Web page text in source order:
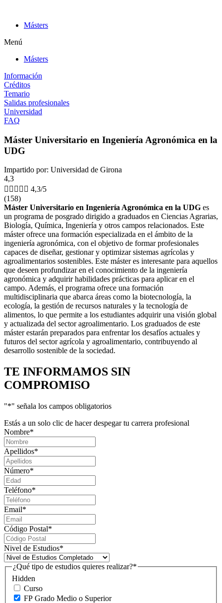
contenidoMásters
Menú
Másters
Información
Créditos
Temario
Salidas profesionales
Universidad
FAQ
Máster Universitario en Ingeniería Agronómica en la
UDG
Impartido por: Universidad de Girona
4,3
     4,3/5
(158)
Máster Universitario en Ingeniería Agronómica en la UDG es
un programa de posgrado dirigido a graduados en Ciencias Agrarias,
Biología, Química, Ingeniería y otros campos relacionados. Este
máster ofrece una formación especializada en el ámbito de la
ingeniería agronómica, con el objetivo de formar profesionales
capaces de diseñar, gestionar y optimizar sistemas agrícolas y
agroalimentarios sostenibles. Este máster es interesante para aquellos
que deseen profundizar en el conocimiento de la ingeniería
agronómica y adquirir habilidades prácticas para aplicar en el
campo. Además, el programa ofrece una formación
multidisciplinaria que abarca áreas como la biotecnología, la
ecología, la gestión de recursos naturales y la tecnología de
alimentos, lo que permite a los estudiantes adquirir una visión global
y actualizada del sector agroalimentario. Los graduados de este
máster estarán preparados para enfrentar los desafíos actuales y
futuros del sector agrícola y agroalimentario, contribuyendo al
desarrollo sostenible de la sociedad.
TE INFORMAMOS SIN
COMPROMISO
"*" señala los campos obligatorios
Estás a un solo clic de hacer despegar tu carrera profesional
Nombre*
Apellidos*
Número*
Teléfono*
Email*
Código Postal*
Nivel de Estudios*
Hidden
¿Qué tipo de estudios quieres realizar?*
Curso
FP Grado Medio o Superior